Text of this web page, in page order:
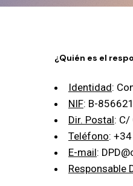
¿Quién es el
Identidad:
NIF: B-
Dir. Postal: C/
Teléfono:
E-mail:
Responsable